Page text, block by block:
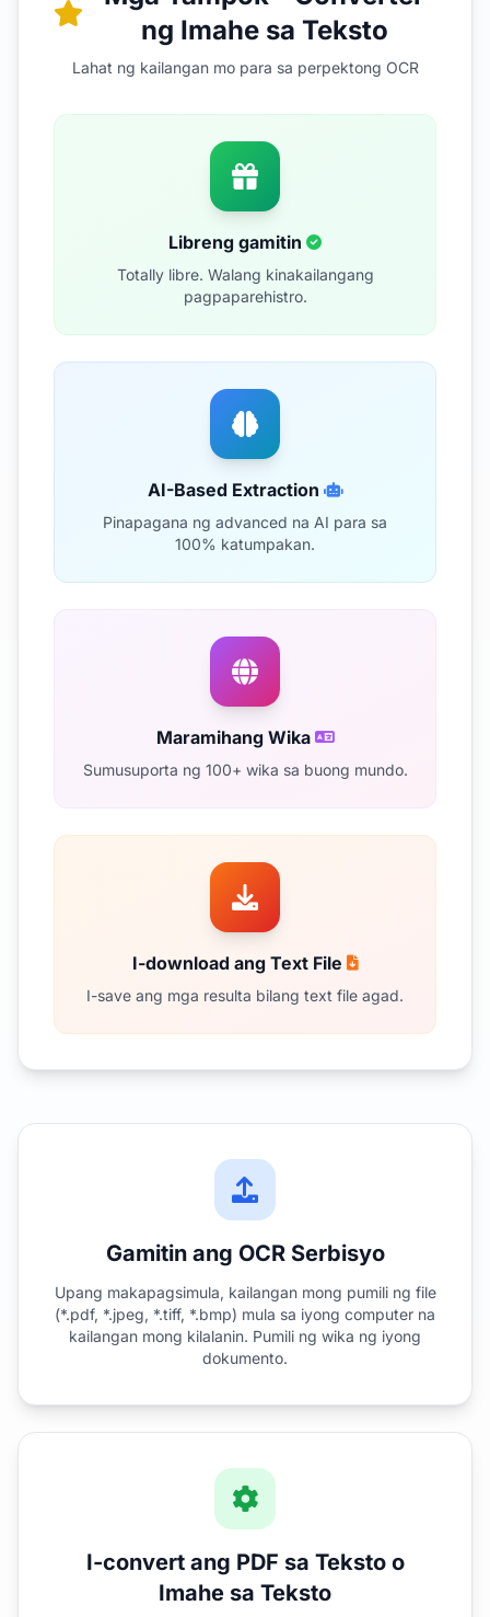
ng Imahe sa Teksto
Lahat ng kailangan mo para sa perpektong OCR
Libreng gamitin
Totally libre. Walang kinakailangang
pagpaparehistro.
AI-Based Extraction
Pinapagana ng advanced na AI para sa
100% katumpakan.
Maramihang Wika
Sumusuporta ng 100+ wika sa buong mundo.
I-download ang Text File
I-save ang mga resulta bilang text file agad.
Gamitin ang OCR Serbisyo
Upang makapagsimula, kailangan mong pumili ng file
(*.pdf, *.jpeg, *.tiff, *.bmp) mula sa iyong computer na
kailangan mong kilalanin. Pumili ng wika ng iyong
dokumento.
I-convert ang PDF sa Teksto o
Imahe sa Teksto